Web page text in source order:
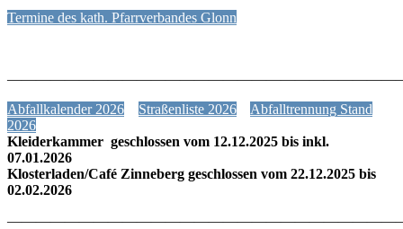
Termine des kath. Pfarrverbandes Glonn
Abfallkalender 2026
Straßenliste 2026
Abfalltrennung Stand
2026
Kleiderkammer geschlossen vom 12.12.2025 bis inkl.
07.01.2026
Klosterladen/Café Zinneberg geschlossen vom 22.12.2025 bis
02.02.2026